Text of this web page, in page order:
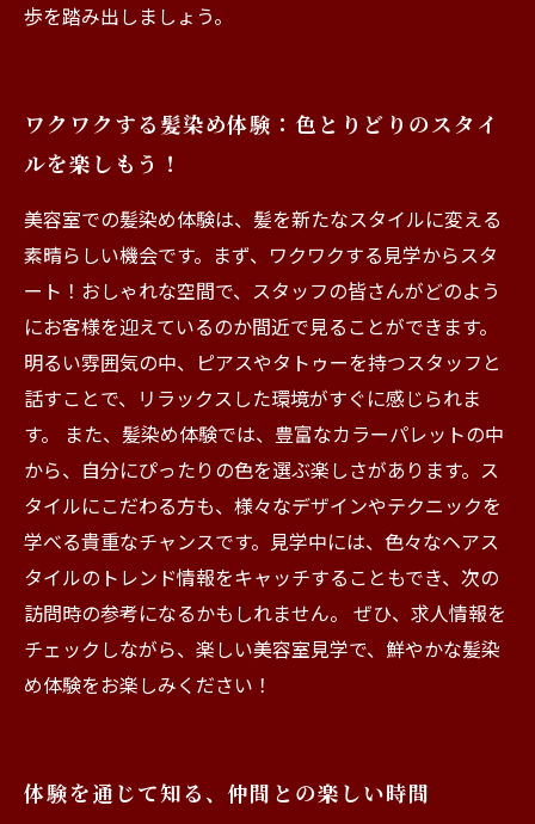
歩を踏み出しましょう。
ワクワクする髪染め体験：色とりどりのスタイ
ルを楽しもう！
美容室での髪染め体験は、髪を新たなスタイルに変える
素晴らしい機会です。まず、ワクワクする見学からスタ
ート！おしゃれな空間で、スタッフの皆さんがどのよう
にお客様を迎えているのか間近で見ることができます。
明るい雰囲気の中、ピアスやタトゥーを持つスタッフと
話すことで、リラックスした環境がすぐに感じられま
す。 また、髪染め体験では、豊富なカラーパレットの中
から、自分にぴったりの色を選ぶ楽しさがあります。ス
タイルにこだわる方も、様々なデザインやテクニックを
学べる貴重なチャンスです。見学中には、色々なヘアス
タイルのトレンド情報をキャッチすることもでき、次の
訪問時の参考になるかもしれません。 ぜひ、求人情報を
チェックしながら、楽しい美容室見学で、鮮やかな髪染
め体験をお楽しみください！
体験を通じて知る、仲間との楽しい時間